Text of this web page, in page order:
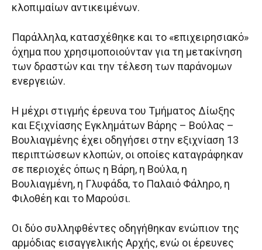
κλοπιμαίων αντικειμένων.
Παράλληλα, κατασχέθηκε και το «επιχειρησιακό»
όχημα που χρησιμοποιούνταν για τη μετακίνηση
των δραστών και την τέλεση των παράνομων
ενεργειών.
Η μέχρι στιγμής έρευνα του Τμήματος Δίωξης
και Εξιχνίασης Εγκλημάτων Βάρης – Βούλας –
Βουλιαγμένης έχει οδηγήσει στην εξιχνίαση 13
περιπτώσεων κλοπών, οι οποίες καταγράφηκαν
σε περιοχές όπως η Βάρη, η Βούλα, η
Βουλιαγμένη, η Γλυφάδα, το Παλαιό Φάληρο, η
Φιλοθέη και το Μαρούσι.
Οι δύο συλληφθέντες οδηγήθηκαν ενώπιον της
αρμόδιας εισαγγελικής Αρχής, ενώ οι έρευνες